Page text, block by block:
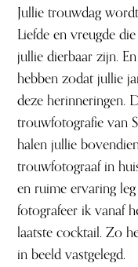
Jullie trouwdag
Liefde en vreugde
jullie dierbaar zijn.
hebben zodat jullie
deze herinneringen.
trouwfotografie van
halen jullie
trouwfotograaf in
en ruime ervaring
fotografeer ik vanaf
laatste cocktail. Zo
in beeld vastgelegd.